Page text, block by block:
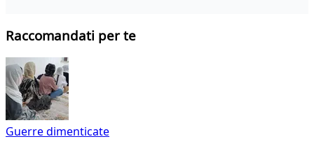
Raccomandati per te
Guerre dimenticate